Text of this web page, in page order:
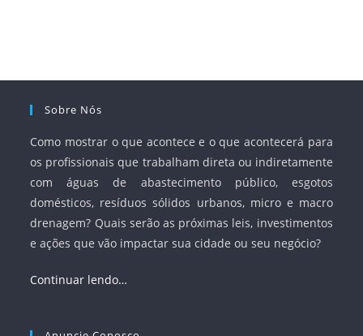
Sobre Nós
Como mostrar o que acontece e o que acontecerá para
os profissionais que trabalham direta ou indiretamente
com águas de abastecimento público, esgotos
domésticos, resíduos sólidos urbanos, micro e macro
drenagem? Quais serão as próximas leis, investimentos
e ações que vão impactar sua cidade ou seu negócio?
Continuar lendo…